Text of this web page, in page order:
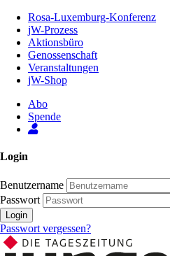
Inhalt
Seite
Rosa-Luxemburg-Konferenz
jW-Prozess
Aktionsbüro
Genossenschaft
Veranstaltungen
jW-Shop
Abo
Spende
Login
Benutzername
Passwort
Login
Passwort vergessen?